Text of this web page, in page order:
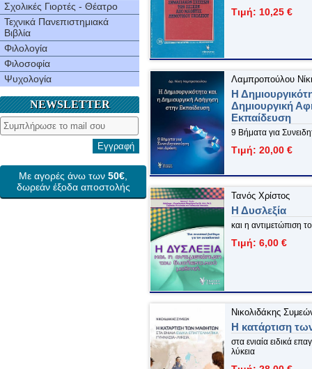
Σχολικές Γιορτές - Θέατρο
Τεχνικά Πανεπιστημιακά
Βιβλία
Φιλολογία
Φιλοσοφία
Ψυχολογία
NEWSLETTER
Εγγραφή
Με αγορές άνω των 50€
δωρεάν έξοδα αποστολής
Τιμή: 10,25 €
Λαμπροπούλου
Η
Δημιουργική
Εκπαίδευση
9 Βήματα για
Τιμή: 20,00 €
Τανός Χρίστος
Η Δυσλεξία
και η αντιμετώπιση
Τιμή: 6,00 €
Νικολιδάκης
Η κατάρτιση
στα ενιαία ειδικά
λύκεια